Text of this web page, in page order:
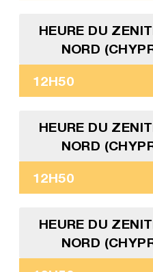
HEURE DU
NORD
12H50
HEURE DU
NORD
12H50
HEURE DU
NORD